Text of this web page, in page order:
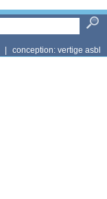
conception: vertige asbl